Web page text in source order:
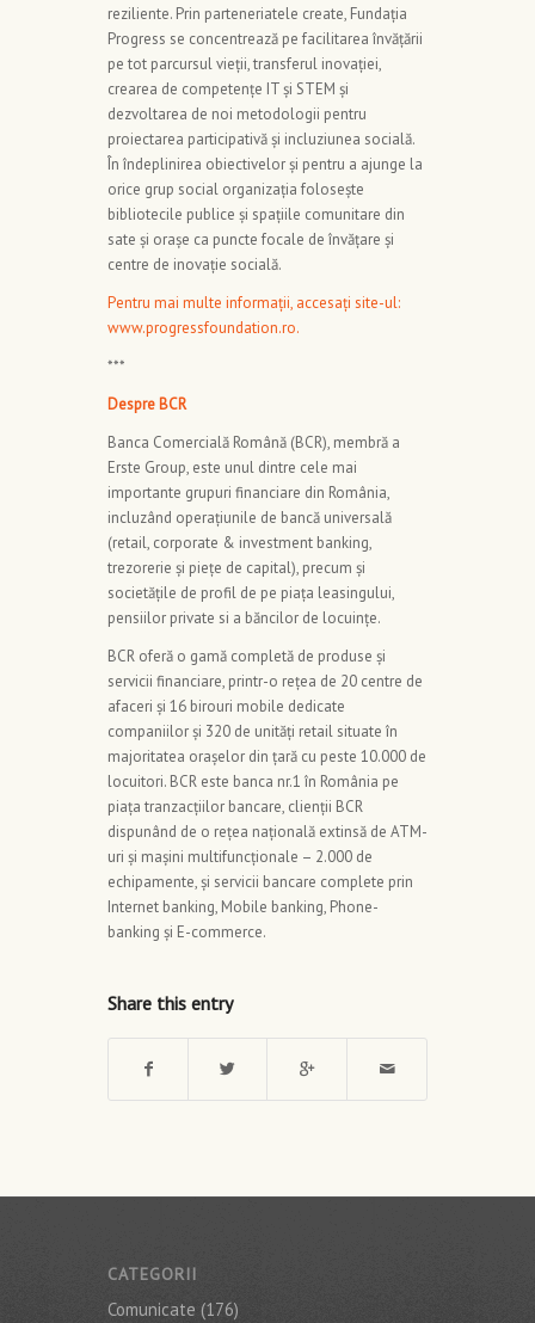
reziliente. Prin parteneriatele create, Fundația
Progress se concentrează pe facilitarea învățării
pe tot parcursul vieții, transferul inovației,
crearea de competențe IT și STEM și
dezvoltarea de noi metodologii pentru
proiectarea participativă și incluziunea socială.
În îndeplinirea obiectivelor și pentru a ajunge la
orice grup social organizația folosește
bibliotecile publice și spațiile comunitare din
sate și orașe ca puncte focale de învățare și
centre de inovație socială.
Pentru mai multe informații, accesați site-ul:
www.progressfoundation.ro.
***
Despre BCR
Banca Comercială Română (BCR), membră a
Erste Group, este unul dintre cele mai
importante grupuri financiare din România,
incluzând operaţiunile de bancă universală
(retail, corporate & investment banking,
trezorerie şi pieţe de capital), precum şi
societăţile de profil de pe piaţa leasingului,
pensiilor private si a băncilor de locuinţe.
BCR oferă o gamă completă de produse și
servicii financiare, printr-o rețea de 20 centre de
afaceri și 16 birouri mobile dedicate
companiilor și 320 de unități retail situate în
majoritatea orașelor din țară cu peste 10.000 de
locuitori. BCR este banca nr.1 în România pe
piața tranzacțiilor bancare, clienții BCR
dispunând de o rețea națională extinsă de ATM-
uri și mașini multifuncționale – 2.000 de
echipamente, și servicii bancare complete prin
Internet banking, Mobile banking, Phone-
banking și E-commerce.
Share this entry
CATEGORII
Comunicate (176)